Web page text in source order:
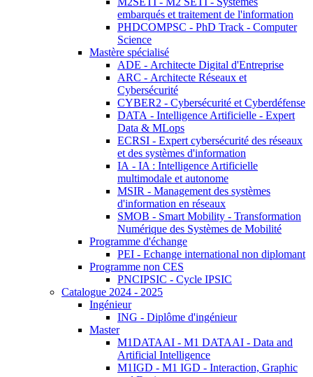
embarqués et traitement de l'information
PHDCOMPSC - PhD Track - Computer
Science
Mastère spécialisé
ADE - Architecte Digital d'Entreprise
ARC - Architecte Réseaux et
Cybersécurité
CYBER2 - Cybersécurité et Cyberdéfense
DATA - Intelligence Artificielle - Expert
Data & MLops
ECRSI - Expert cybersécurité des réseaux
et des systèmes d'information
IA - IA : Intelligence Artificielle
multimodale et autonome
MSIR - Management des systèmes
d'information en réseaux
SMOB - Smart Mobility - Transformation
Numérique des Systèmes de Mobilité
Programme d'échange
PEI - Echange international non diplomant
Programme non CES
PNCIPSIC - Cycle IPSIC
Catalogue 2024 - 2025
Ingénieur
ING - Diplôme d'ingénieur
Master
M1DATAAI - M1 DATAAI - Data and
Artificial Intelligence
M1IGD - M1 IGD - Interaction, Graphic